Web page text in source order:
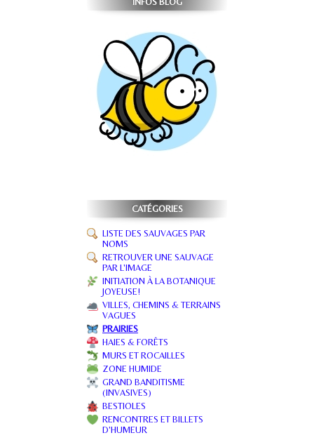
CATÉGORIES
LISTE DES SAUVAGES PAR
NOMS
RETROUVER UNE SAUVAGE
PAR L'IMAGE
INITIATION À LA BOTANIQUE
JOYEUSE!
VILLES, CHEMINS & TERRAINS
VAGUES
PRAIRIES
HAIES & FORÊTS
MURS ET ROCAILLES
ZONE HUMIDE
GRAND BANDITISME
(INVASIVES)
BESTIOLES
RENCONTRES ET BILLETS
D'HUMEUR